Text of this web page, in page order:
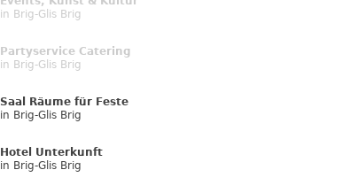
in Brig-Glis Brig
Partyservice Catering
in Brig-Glis Brig
Saal Räume für Feste
in Brig-Glis Brig
Hotel Unterkunft
in Brig-Glis Brig